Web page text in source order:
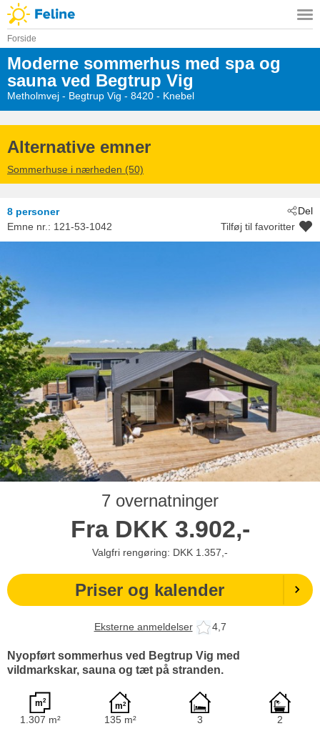
Forside
Moderne sommerhus med spa og
sauna ved Begtrup Vig
Metholmvej - Begtrup Vig - 8420 - Knebel
Alternative emner
Sommerhuse i nærheden (50)
Del
8 personer
Emne nr.: 121-53-1042 Tilføj til favoritter
7 overnatninger
Fra DKK 3.902,-
Valgfri rengøring: DKK 1.357,-
Priser og kalender
Eksterne anmeldelser 4,7
Nyopført sommerhus ved Begtrup Vig med
vildmarkskar, sauna og tæt på stranden.
1.307 m² 135 m² 3 2